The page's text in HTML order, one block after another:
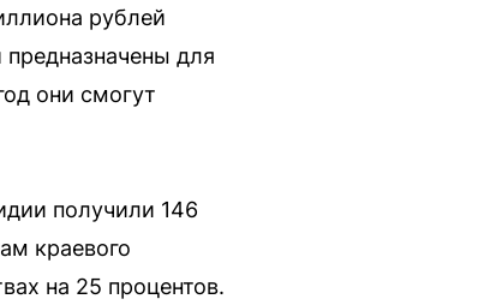
рублей
для
они смогут
получили 146
краевого
на 25 процентов.